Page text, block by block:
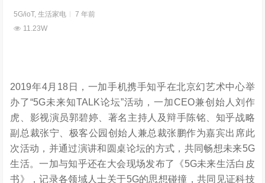
5G/ioT,生活家电
7 年前
11.23W
2019年4月18日，一加手机携手知乎在北京幻艺术中心举
办了“5G未来知TALK论坛”活动，一加CEO兼创始人刘作
虎、影视演员郭碧婷、著名主持人及辩手陈铭、知乎战略
副总裁张宁、极客公园创始人兼总裁张鹏作为嘉宾出席此
次活动，并通过演讲和圆桌论坛的方式，共同畅想未来5G
生活。一加与知乎还在大会现场发布了《5G未来生活白皮
书》，记录各领域人士关于5G的思想碰撞，共同见证科技